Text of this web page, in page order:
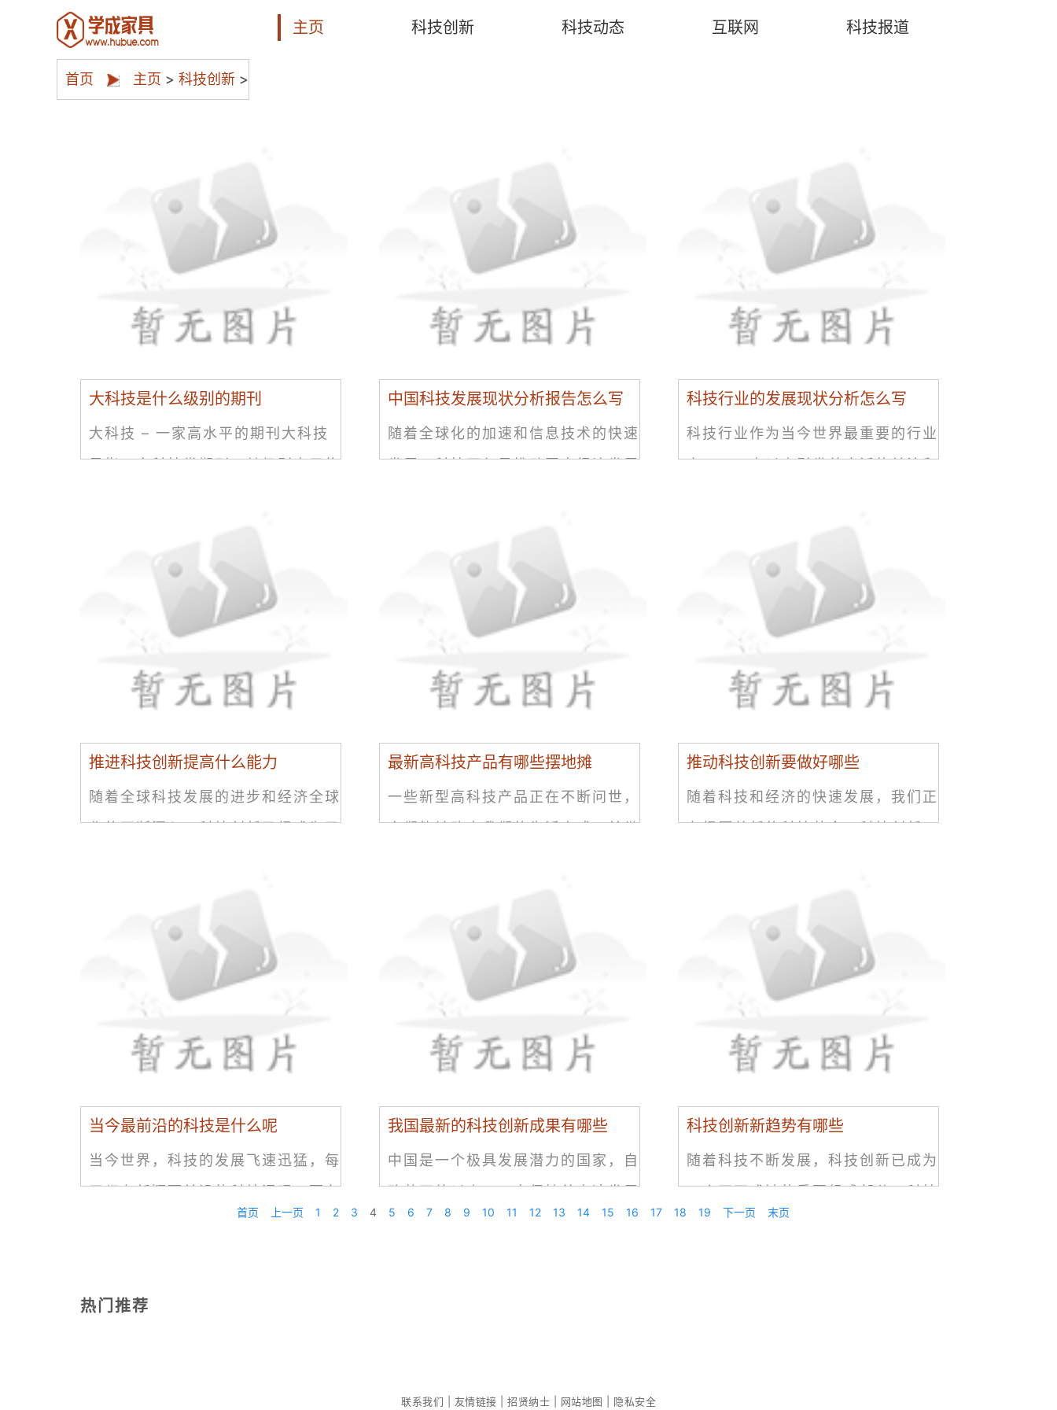
主页 科技创新 科技动态 互联网 科技报道
首页 主页 > 科技创新 >
大科技是什么级别的期刊
大科技 – 一家高水平的期刊大科技
是指一家科技类期刊，其级别高于绝
论文，为科技界不断带来新的课题和
中国科技发展现状分析报告怎么写
随着全球化的加速和信息技术的快速
发展，科技不仅是推动国家经济发展
不断努力创新，中国科技水平也不断
科技行业的发展现状分析怎么写
科技行业作为当今世界最重要的行业
之一，一直以来引发着广泛的关注和
影响。本篇文章将对科技行业的现状
推进科技创新提高什么能力
随着全球科技发展的进步和经济全球
化的不断深入，科技创新已经成为了
握并提高各种能力，从而实现技术的
最新高科技产品有哪些摆地摊
一些新型高科技产品正在不断问世，
它们能够改变我们的生活方式，并带
科技产品，那么这篇文章将向你展示
推动科技创新要做好哪些
随着科技和经济的快速发展，我们正
在经历着新的科技革命。科技创新，
社会推向了新的高度。但是，这不是
当今最前沿的科技是什么呢
当今世界，科技的发展飞速迅猛，每
天都有新颖而前沿的科技涌现。而在
这些科技中，有哪些最为前沿呢？本
Intelligence）人工智
我国最新的科技创新成果有哪些
中国是一个极具发展潜力的国家，自
改革开放以来，一直保持着高速发展
科技创新新趋势有哪些
随着科技不断发展，科技创新已成为
一个不可或缺的重要组成部分。科技
创新的趋势也在不断地发生变化，我
首页 上一页 1 2 3 4 5 6 7 8 9 10 11 12 13 14 15 16 17 18 19 下一页 末页
热门推荐
联系我们 | 友情链接 | 招贤纳士 | 网站地图 | 隐私安全